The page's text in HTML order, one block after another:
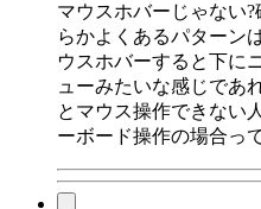
マウスホバーじゃない
らかよくあるパターン
ウスホバーすると下に
ューみたいな感じであ
とマウス操作できない
ーボード操作の場合っ